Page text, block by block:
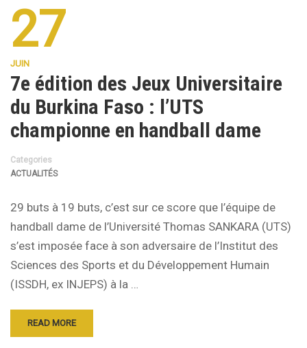
27
JUIN
7e édition des Jeux Universitaire
du Burkina Faso : l’UTS
championne en handball dame
Categories
ACTUALITÉS
29 buts à 19 buts, c’est sur ce score que l’équipe de
handball dame de l’Université Thomas SANKARA (UTS)
s’est imposée face à son adversaire de l’Institut des
Sciences des Sports et du Développement Humain
(ISSDH, ex INJEPS) à la …
READ MORE